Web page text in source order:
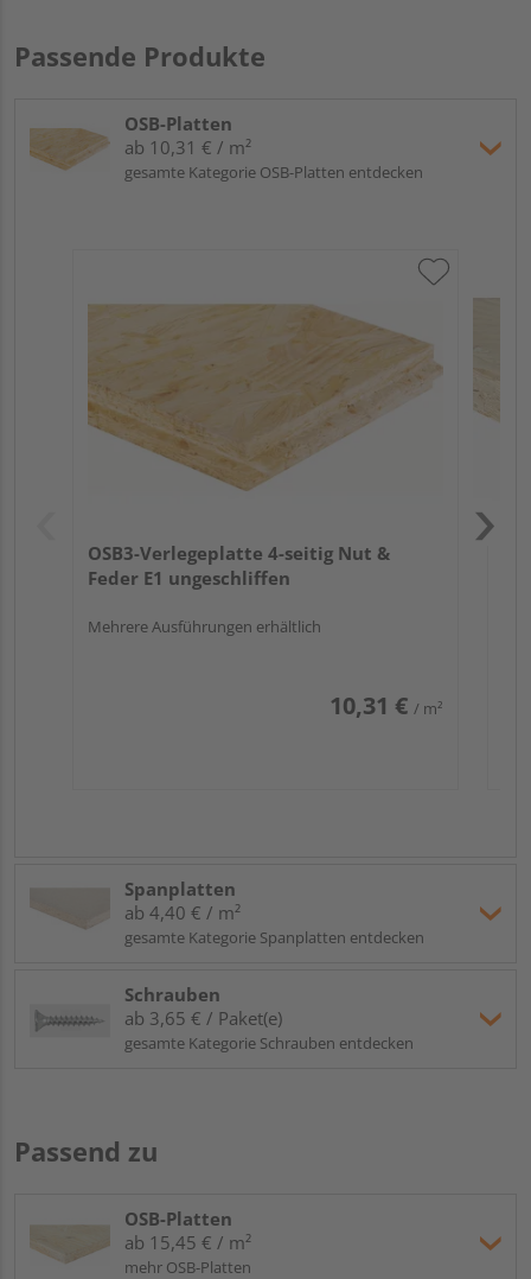
Passende Produkte
OSB-Platten
ab 10,31 € / m²
gesamte Kategorie OSB-Platten entdecken
OSB3-Verlegeplatte 4-seitig Nut &
Feder E1 ungeschliffen
Mehrere Ausführungen erhältlich
10,31 € / m²
Spanplatten
ab 4,40 € / m²
gesamte Kategorie Spanplatten entdecken
Schrauben
ab 3,65 € / Paket(e)
gesamte Kategorie Schrauben entdecken
Passend zu
OSB-Platten
ab 15,45 € / m²
mehr OSB-Platten